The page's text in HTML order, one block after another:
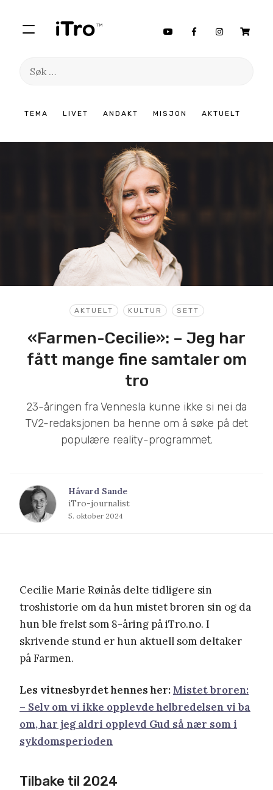
TEMA LIVET ANDAKT MISJON AKTUELT
Søk
innhold
AKTUELT KULTUR SETT
«Farmen-Cecilie»: – Jeg har
fått mange fine samtaler om
tro
23-åringen fra Vennesla kunne ikke si nei da
TV2-redaksjonen ba henne om å søke på det
populære reality-programmet.
Håvard Sande
iTro-journalist
5. oktober 2024
Cecilie Marie Røinås delte tidligere sin
troshistorie om da hun mistet broren sin og da
hun ble frelst som 8-åring på iTro.no. I
skrivende stund er hun aktuell som deltaker
på Farmen.
Les vitnesbyrdet hennes her:Mistet broren:
– Selv om vi ikke opplevde helbredelsen vi ba
om, har jeg aldri opplevd Gud så nær som i
sykdomsperioden
Tilbake til 2024